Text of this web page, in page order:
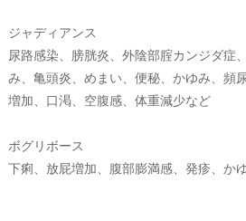
ジャディアンス
尿路感染、膀胱炎、外陰部腟カンジダ症
み、亀頭炎、めまい、便秘、かゆみ、頻
増加、口渇、空腹感、体重減少など
ボグリボース
下痢、放屁増加、腹部膨満感、発疹、か